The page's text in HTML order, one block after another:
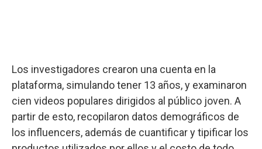
Los investigadores crearon una cuenta en la
plataforma, simulando tener 13 años, y examinaron
cien videos populares dirigidos al público joven. A
partir de esto, recopilaron datos demográficos de
los influencers, además de cuantificar y tipificar los